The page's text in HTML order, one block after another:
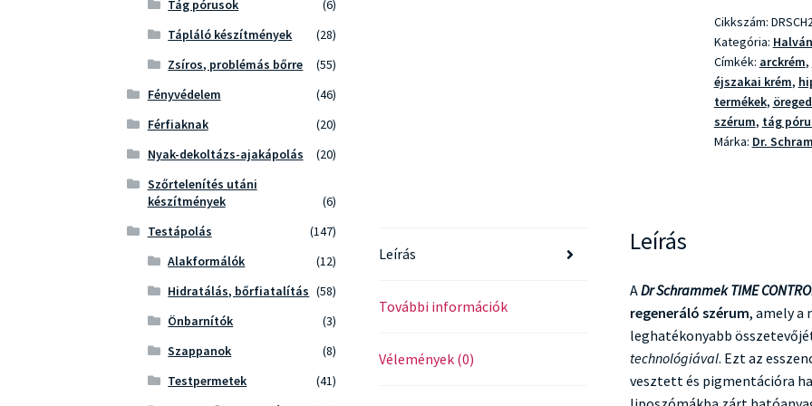
Essence
mennyiség
Cikkszám:
Kategória:
Címkék: arckrém,
éjszakai krém,
termékek,
szérum, tág
Márka: Dr.
Leírás
További információk
Vélemények (0)
Leírás
ADr Schrammek TIME
regeneráló szérum, amely a
leghatékonyabb
technológiával. Ezt az
vesztett és pigmentációra
Tág pórusok
(6)
Tápláló készítmények
(28)
Zsíros, problémás bőrre
(55)
Fényvédelem
(46)
Férfiaknak
(20)
Nyak-dekoltázs-ajakápolás
(20)
Szőrtelenítés utáni
készítmények
(6)
Testápolás
(147)
Alakformálók
(12)
Hidratálás, bőrfiatalítás (58)
Önbarnítók
(3)
Szappanok
(8)
Testpermetek
(41)